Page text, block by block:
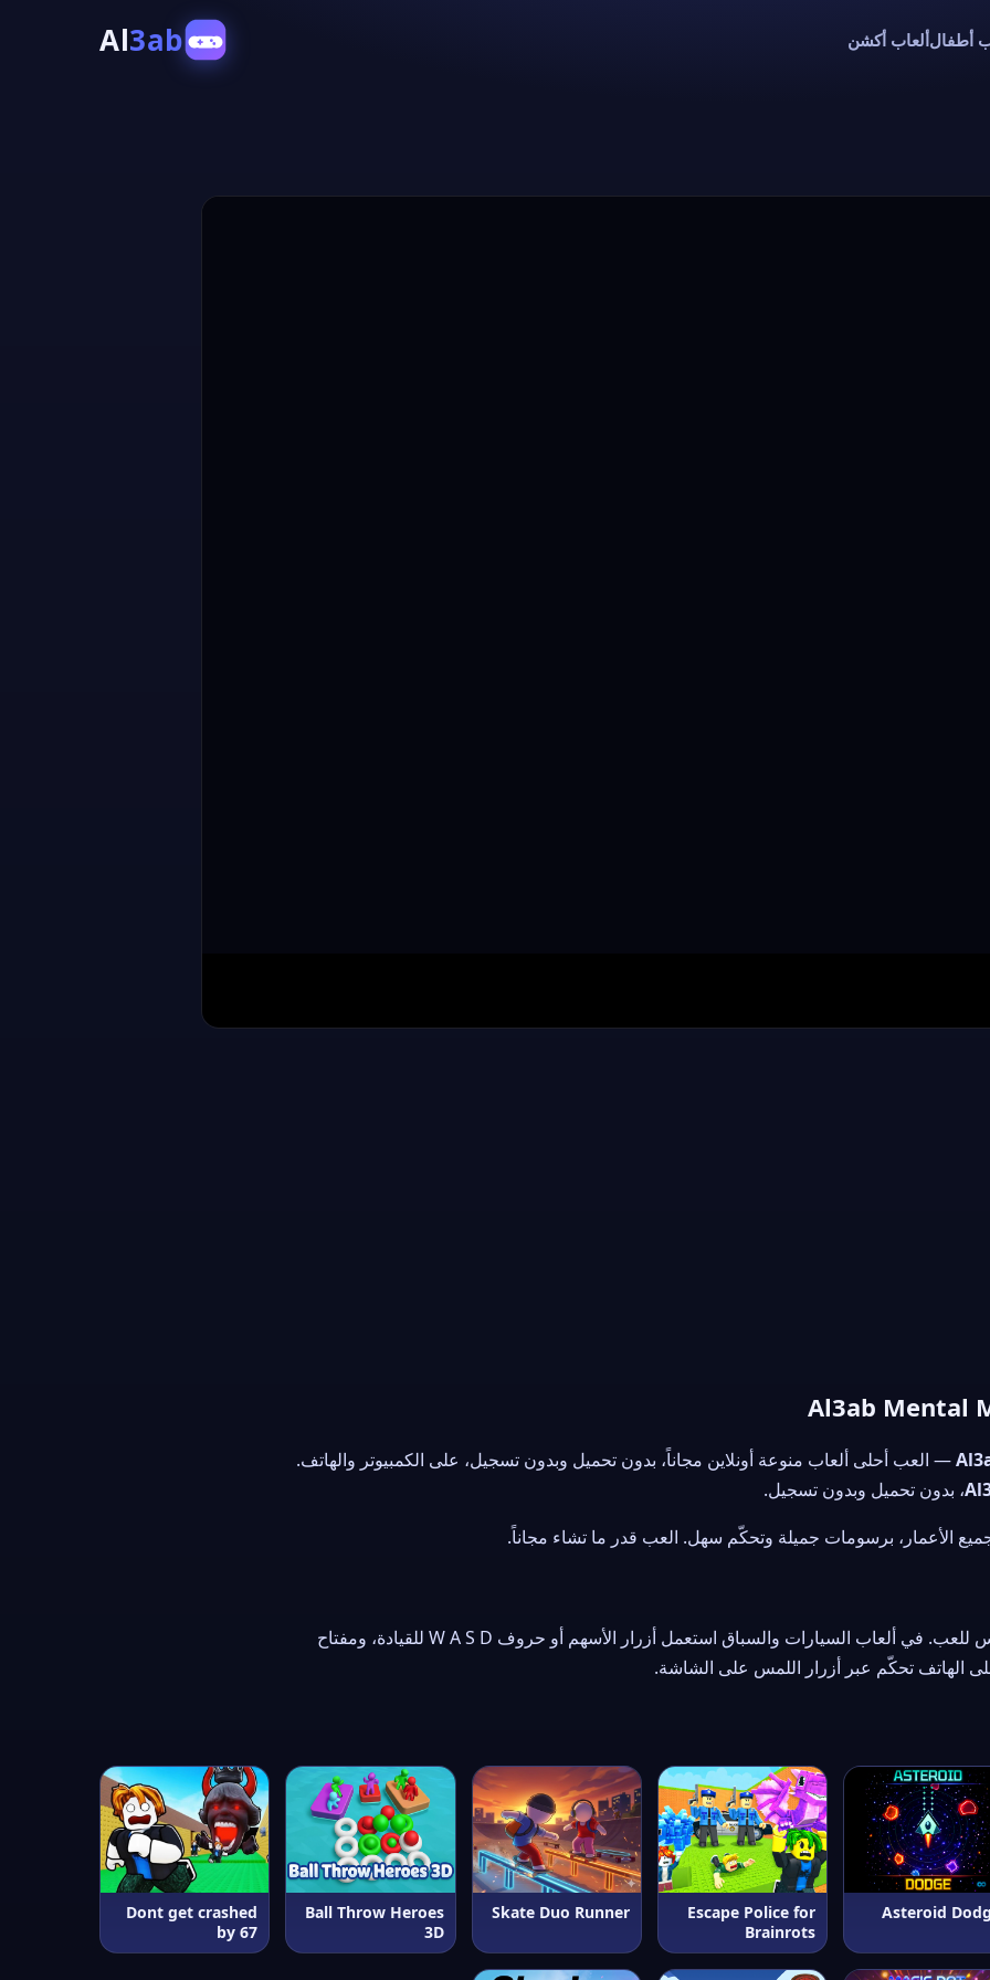
Al3ab أطفالألعاب أكشن
— العب أحلى ألعاب منوعة أونلاين مجاناً، بدون تحميل وبدون تسجيل، على الكمبيوتر والهاتف.
، بدون تحميل وبدون تسجيل.
الأعمار، برسومات جميلة وتحكّم سهل. العب قدر ما تشاء مجاناً.
استعمل الفأرة أو شاشة اللمس للعب. في ألعاب السيارات والسباق استعمل أزرار الأسهم أو حروف W A S D للقيادة، ومفتاح
Asteroid
Escape Police for
Brainrots
Skate Duo Runner
Ball Throw Heroes
3D
Dont get crashed
by 67